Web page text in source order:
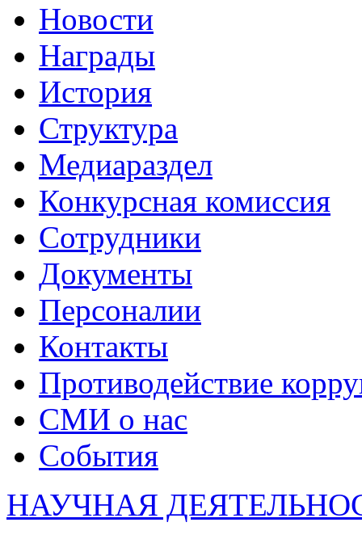
Новости
Награды
История
Структура
Медиараздел
Конкурсная комиссия
Сотрудники
Документы
Персоналии
Контакты
Противодействие
СМИ о нас
События
НАУЧНАЯ